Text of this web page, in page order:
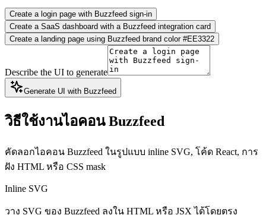
Create a login page with Buzzfeed sign-in
Create a SaaS dashboard with a Buzzfeed integration card
Create a landing page using Buzzfeed brand color #EE3322
Describe the UI to generate
Generate UI with Buzzfeed
วิธีใช้งานไอคอน Buzzfeed
คัดลอกไอคอน Buzzfeed ในรูปแบบ inline SVG, โค้ด React, การ
ฝัง HTML หรือ CSS mask
Inline SVG
วาง SVG ของ Buzzfeed ลงใน HTML หรือ JSX ได้โดยตรง